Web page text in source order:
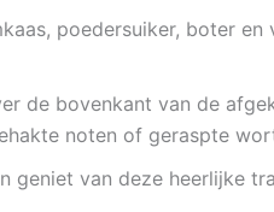
poedersuiker, boter en
de bovenkant van de
noten of geraspte
geniet van deze heerlijke